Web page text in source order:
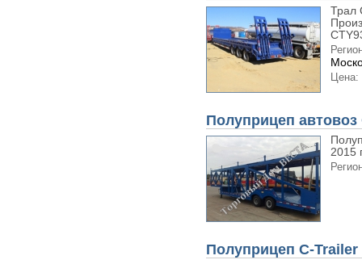
Трал
Цена:
Полуприцеп автовоз
2015
Полуприцеп C-Trailer